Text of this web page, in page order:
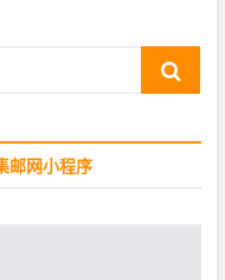
邮网小程序